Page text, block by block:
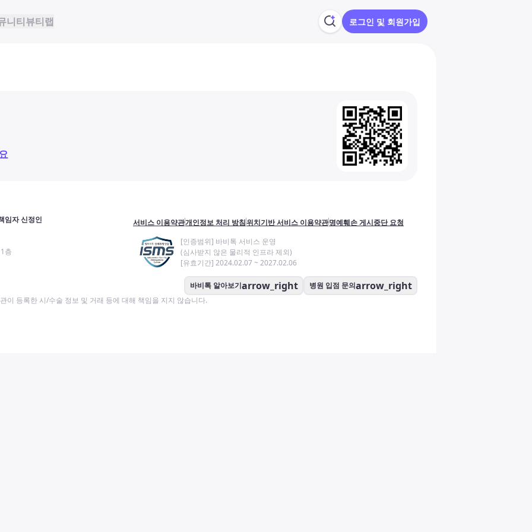
니티뷰티랩 로그인 및 회원가입
임자 신정인
층
서비스 이용약관개인정보 처리 방침위치기반 서비스 이용약관명예훼손 게시중단 요청
[인증범위] 바비톡 서비스 운영
(심사받지 않은 물리적 인프라 제외)
[유효기간] 2024.02.07 ~ 2027.02.06
바비톡 알아보기arrow_right 병원 입점 문의arrow_right
이 등록한 시/수술 정보 및 거래 등에 대해 책임을 지지 않습니다.